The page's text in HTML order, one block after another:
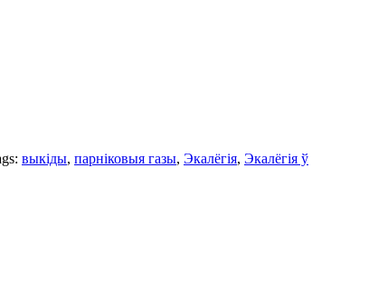
выкіды, парніковыя газы, Экалёгія, Экалёгія ў